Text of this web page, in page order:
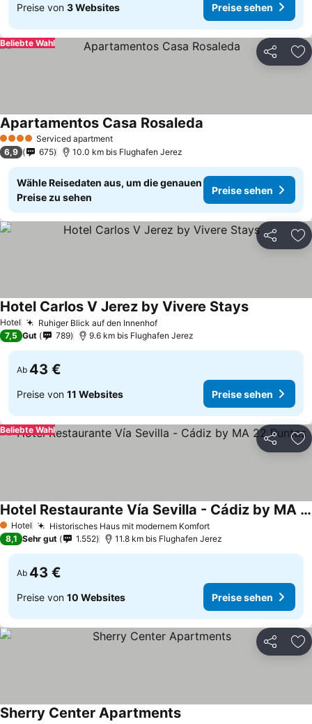
Preise von 3 Websites Preise sehen
Teilen
Beliebte Wahl
4 Sterne Serviced apartment
Apartamentos Casa Rosaleda
6,9 675 10.0 km bis Flughafen Jerez
Wähle Reisedaten aus, um die genauen
Preise zu sehen
Preise sehen
Teilen
Hotel Ruhiger Blick auf den Innenhof
Hotel Carlos V Jerez by Vivere Stays
7,5 Gut 789 9.6 km bis Flughafen Jerez
Ab 43 €
Preise von 11 Websites Preise sehen
Teilen
Beliebte Wahl
1 Sterne
Hotel Historisches Haus mit modernem Komfort
Hotel Restaurante Vía Sevilla - Cádiz by MA 22 Puntos
8,1 Sehr gut 1.552 11.8 km bis Flughafen Jerez
Ab 43 €
Preise von 10 Websites Preise sehen
Teilen
Sherry Center Apartments